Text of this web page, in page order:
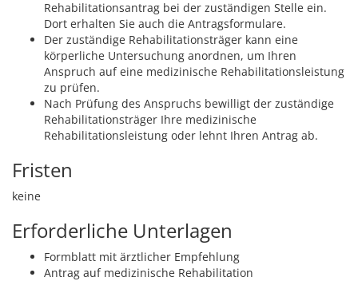
Rehabilitationsantrag bei der zuständigen Stelle ein.
Dort erhalten Sie auch die Antragsformulare.
Der zuständige Rehabilitationsträger kann eine
körperliche Untersuchung anordnen, um Ihren
Anspruch auf eine medizinische Rehabilitationsleistung
zu prüfen.
Nach Prüfung des Anspruchs bewilligt der zuständige
Rehabilitationsträger Ihre medizinische
Rehabilitationsleistung oder lehnt Ihren Antrag ab.
Fristen
keine
Erforderliche Unterlagen
Formblatt mit ärztlicher Empfehlung
Antrag auf medizinische Rehabilitation